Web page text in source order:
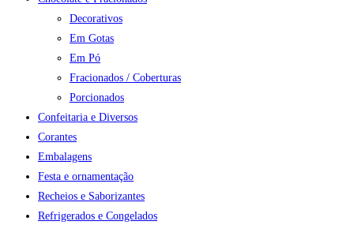
Decorativos
Em Gotas
Em Pó
Fracionados / Coberturas
Porcionados
Confeitaria e Diversos
Corantes
Embalagens
Festa e ornamentação
Recheios e Saborizantes
Refrigerados e Congelados